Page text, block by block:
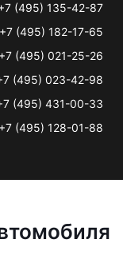
(495) 135-42-87
+7 (495) 182-17-65
+7 (495) 021-25-26
(495) 023-42-98
(495) 431-00-33
+7 (495) 128-01-88